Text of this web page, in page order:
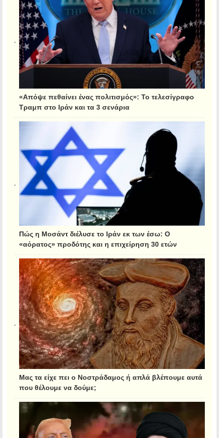
«Απόψε πεθαίνει ένας πολιτισμός»: Το τελεσίγραφο
Τραμπ στο Ιράν και τα 3 σενάρια
Πώς η Μοσάντ διέλυσε το Ιράν εκ των έσω: Ο
«αόρατος» προδότης και η επιχείρηση 30 ετών
Μας τα είχε πει ο Νοστράδαμος ή απλά βλέπουμε αυτά
που θέλουμε να δούμε;